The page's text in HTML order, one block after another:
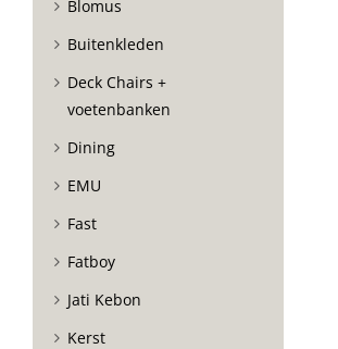
Blomus
Buitenkleden
Deck Chairs +
voetenbanken
Dining
EMU
Fast
Fatboy
Jati Kebon
Kerst